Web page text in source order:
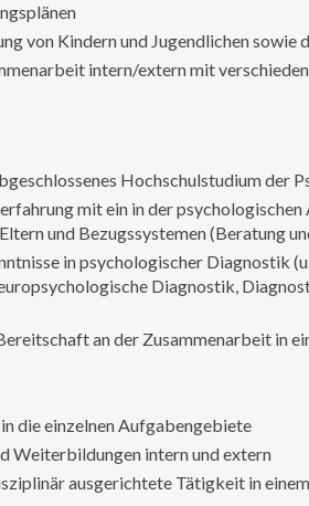
von Kindern und Jugendlichen sowie
intern/extern mit
Hochschulstudium der
mit ein in der
und Bezugssystemen (Beratung
in psychologischer Diagnostik
Diagnostik,
an der Zusammenarbeit in
die einzelnen Aufgabengebiete
Weiterbildungen intern und extern
ausgerichtete Tätigkeit in